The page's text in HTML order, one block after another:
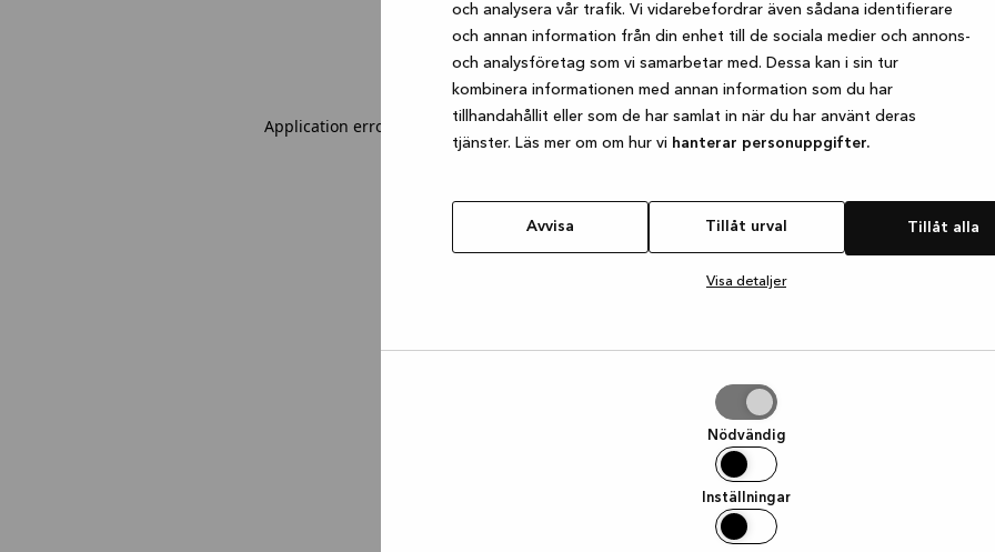
och analysera vår trafik. Vi vidarebefordrar även sådana identifierare
och annan information från din enhet till de sociala medier och annons-
och analysföretag som vi samarbetar med. Dessa kan i sin tur
kombinera informationen med annan information som du har
tillhandahållit eller som de har samlat in när du har använt deras
tjänster. Läs mer om om hur vi hanterar personuppgifter.
Avvisa Tillåt urval Tillåt alla
Visa detaljer
Nödvändig
Inställningar
Application error: a client-side exception has occurred while loadingwww.kvik.se (see the